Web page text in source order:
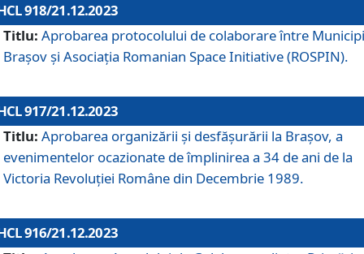
918/21.12.2023
Titlu: Aprobarea protocolului de colaborare între
Brașov și Asociația Romanian Space Initiative (ROSPIN).
917/21.12.2023
Titlu: Aprobarea organizării şi desfăşurării la Braşov, a
evenimentelor ocazionate de împlinirea a 34 de ani de la
Victoria Revoluţiei Române din Decembrie 1989.
916/21.12.2023